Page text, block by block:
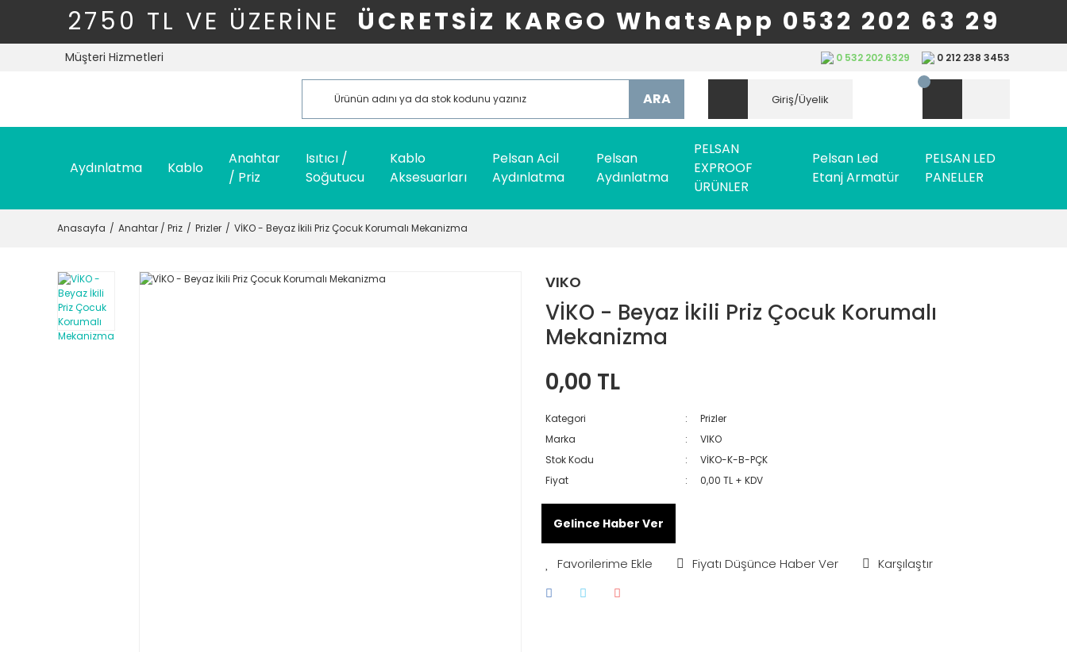
2750 TL VE ÜZERİNE ÜCRETSİZ KARGO WhatsApp 0532 202 63 29
Müşteri Hizmetleri 0 532 202 6329 0 212 238 3453
ARA Giriş/Üyelik
Aydınlatma Kablo
Anahtar
/ Priz
Isıtıcı /
Soğutucu
Kablo
Aksesuarları
Pelsan Acil
Aydınlatma
Pelsan
Aydınlatma
PELSAN
EXPROOF
ÜRÜNLER
Pelsan Led
Etanj Armatür
PELSAN LED
PANELLER
Anasayfa Anahtar / Priz Prizler VİKO - Beyaz İkili Priz Çocuk Korumalı Mekanizma
VIKO
VİKO - Beyaz İkili Priz Çocuk Korumalı
Mekanizma
0,00 TL
Kategori
Prizler
Marka
VIKO
Stok Kodu
VİKO-K-B-PÇK
Fiyat
0,00 TL + KDV
Gelince Haber Ver
Fiyatı Düşünce Haber Ver Karşılaştır